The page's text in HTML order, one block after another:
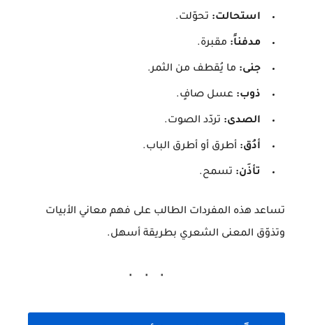
استحالت: تحوّلت.
مدفناً: مقبرة.
جنى: ما يُقطف من الثمر.
ذوب: عسل صافٍ.
الصدى: تردّد الصوت.
أدُق: أطرق أو أطرق الباب.
تأذَن: تسمح.
تساعد هذه المفردات الطالب على فهم معاني الأبيات
وتذوّق المعنى الشعري بطريقة أسهل.